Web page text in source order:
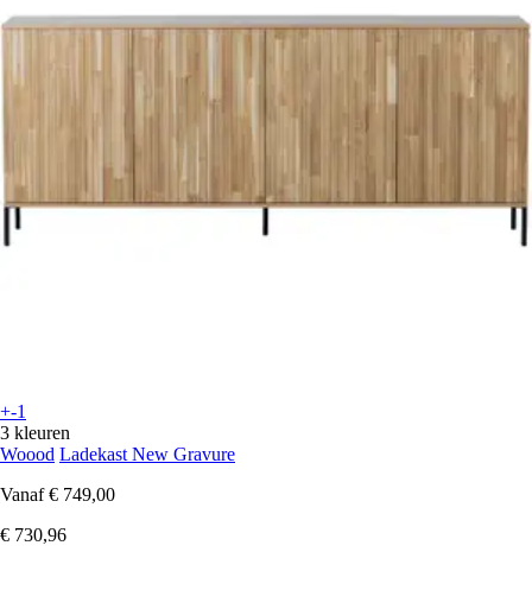
+-1
3 kleuren
Woood Ladekast New Gravure
Vanaf € 749,00
€ 730,96